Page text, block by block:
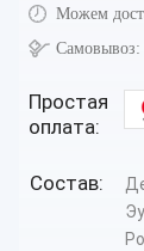
Можем
Самовывоз:
Простая
оплата:
Состав: